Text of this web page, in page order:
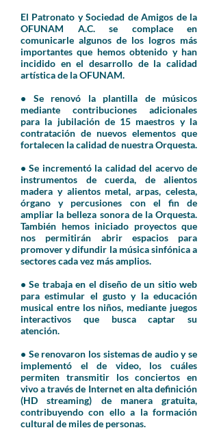
El Patronato y Sociedad de Amigos de la
OFUNAM A.C. se complace en
comunicarle algunos de los logros más
importantes que hemos obtenido y han
incidido en el desarrollo de la calidad
artística de la OFUNAM.
• Se renovó la plantilla de músicos
mediante contribuciones adicionales
para la jubilación de 15 maestros y la
contratación de nuevos elementos que
fortalecen la calidad de nuestra Orquesta.
• Se incrementó la calidad del acervo de
instrumentos de cuerda, de alientos
madera y alientos metal, arpas, celesta,
órgano y percusiones con el fin de
ampliar la belleza sonora de la Orquesta.
También hemos iniciado proyectos que
nos permitirán abrir espacios para
promover y difundir la música sinfónica a
sectores cada vez más amplios.
• Se trabaja en el diseño de un sitio web
para estimular el gusto y la educación
musical entre los niños, mediante juegos
interactivos que busca captar su
atención.
• Se renovaron los sistemas de audio y se
implementó el de video, los cuáles
permiten transmitir los conciertos en
vivo a través de Internet en alta definición
(HD streaming) de manera gratuita,
contribuyendo con ello a la formación
cultural de miles de personas.